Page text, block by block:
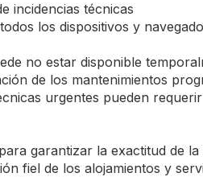
incidencias técnicas
los dispositivos y
no estar disponible
de los mantenimientos
urgentes pueden
garantizar la exactitud de
fiel de los alojamientos y